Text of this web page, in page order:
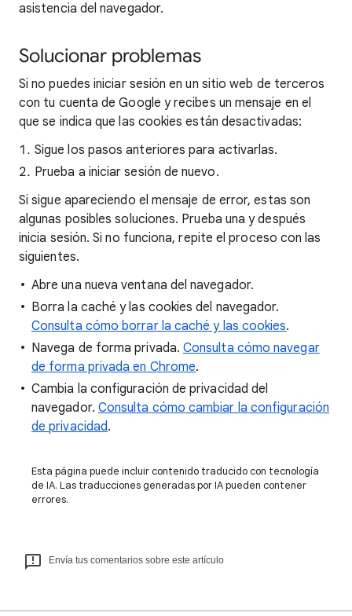
asistencia del navegador.
Solucionar problemas
Si no puedes iniciar sesión en un sitio web de terceros
con tu cuenta de Google y recibes un mensaje en el
que se indica que las cookies están desactivadas:
Sigue los pasos anteriores para activarlas.
Prueba a iniciar sesión de nuevo.
Si sigue apareciendo el mensaje de error, estas son
algunas posibles soluciones. Prueba una y después
inicia sesión. Si no funciona, repite el proceso con las
siguientes.
Abre una nueva ventana del navegador.
Borra la caché y las cookies del navegador.
Consulta cómo borrar la caché y las cookies.
Navega de forma privada.Consulta cómo navegar
de forma privada en Chrome.
Cambia la configuración de privacidad del
navegador. Consulta cómo cambiar la configuración
de privacidad.
Esta página puede incluir contenido traducido con tecnología
de IA. Las traducciones generadas por IA pueden contener
errores.
Envía tus comentarios sobre este artículo